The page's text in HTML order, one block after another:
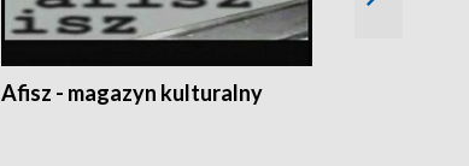
Afisz - magazyn kulturalny